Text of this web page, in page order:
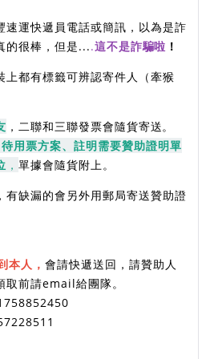
速運快遞員電話或簡訊，以為是詐
的很棒，但是....這不是詐騙啦 ！
上都有標籤可辨認寄件人（牽猴
，二聯和三聯發票會隨貨寄送。
用票方案、註明需要贊助證明單
， 單據會隨貨附上。
有缺漏的會另外用郵局寄送贊助證
本人， 會請快遞送回，請贊助人
前請email給團隊。